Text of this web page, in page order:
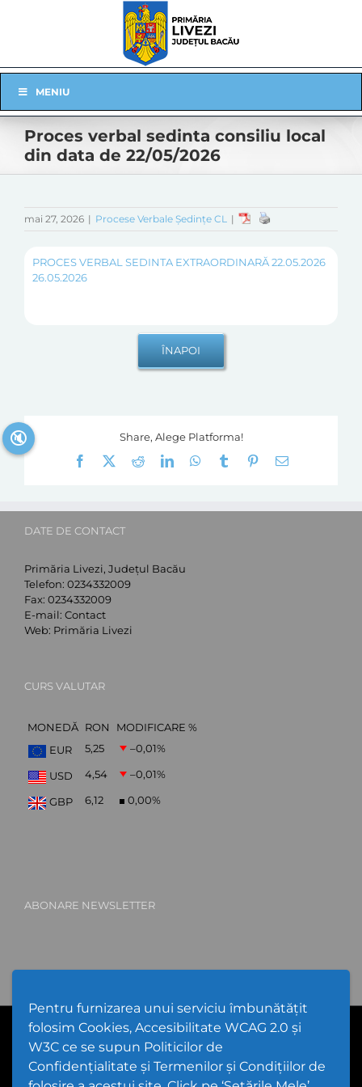
Pentru furnizarea unui serviciu îmbunătățit
folosim Cookies, Accesibilitate WCAG 2.0 și
W3C ce se supun Politicilor de
Confidențialitate și Termenilor și Condițiilor de
Navigation
MENIU
Proces verbal sedinta consiliu local
din data de 22/05/2026
mai 27, 2026 | Procese Verbale Ședințe CL |
PROCES VERBAL SEDINTA EXTRAORDINARĂ 22.05.2026
26.05.2026
Share, Alege Platforma!
Facebook
RedditLinkedInWhatsApp
Tumblr Pinterest
E-
DATE DE CONTACT
Primăria Livezi, Județul Bacău
Telefon: 0234332009
Fax: 0234332009
E-mail: Contact
Web: Primăria Livezi
CURS VALUTAR
MONEDĂ RON
MODIFICARE %
EUR
5,25 –0,01%
USD 4,54 –0,01%
GBP 6,12 0,00%
ABONARE NEWSLETTER
PPW @2026 |Hartă Website|Setări Cookies și Accesibilitate
Politică de utilizare Cookies|Politică de confidențialitate website
Termeni și condiții de utilizare a site-ului
🔇